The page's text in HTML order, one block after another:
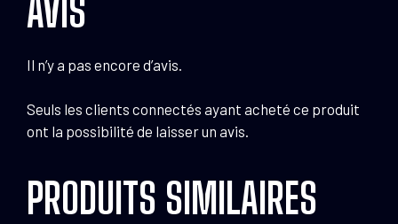
AVIS
Il n’y a pas encore d’avis.
Seuls les clients connectés ayant acheté ce produit
ont la possibilité de laisser un avis.
PRODUITS SIMILAIRES